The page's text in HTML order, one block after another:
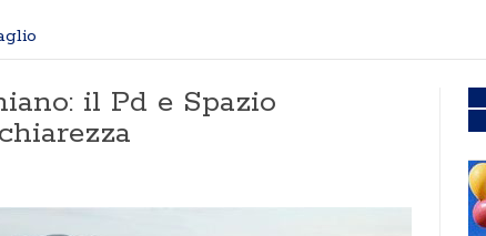
il Pd e Spazio